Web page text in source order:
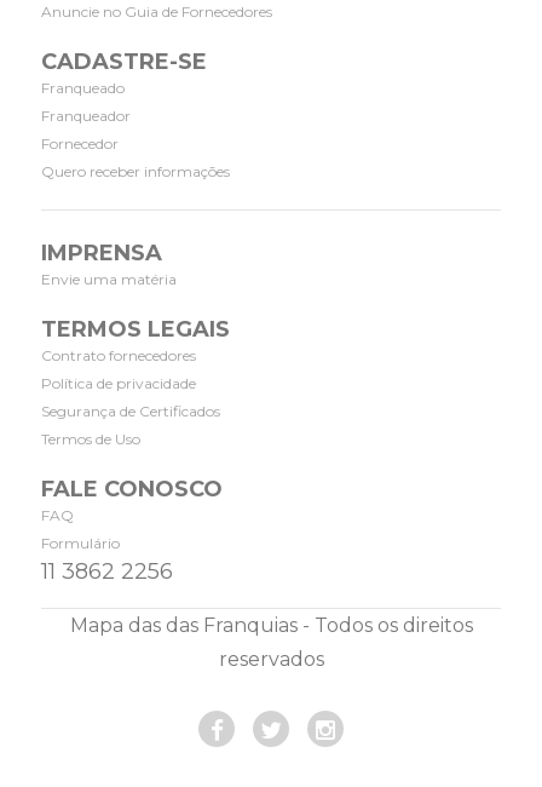
Anuncie no Guia de Fornecedores
CADASTRE-SE
Franqueado
Franqueador
Fornecedor
Quero receber informações
IMPRENSA
Envie uma matéria
TERMOS LEGAIS
Contrato fornecedores
Política de privacidade
Segurança de Certificados
Termos de Uso
FALE CONOSCO
FAQ
Formulário
11 3862 2256
Mapa das das Franquias - Todos os direitos
reservados